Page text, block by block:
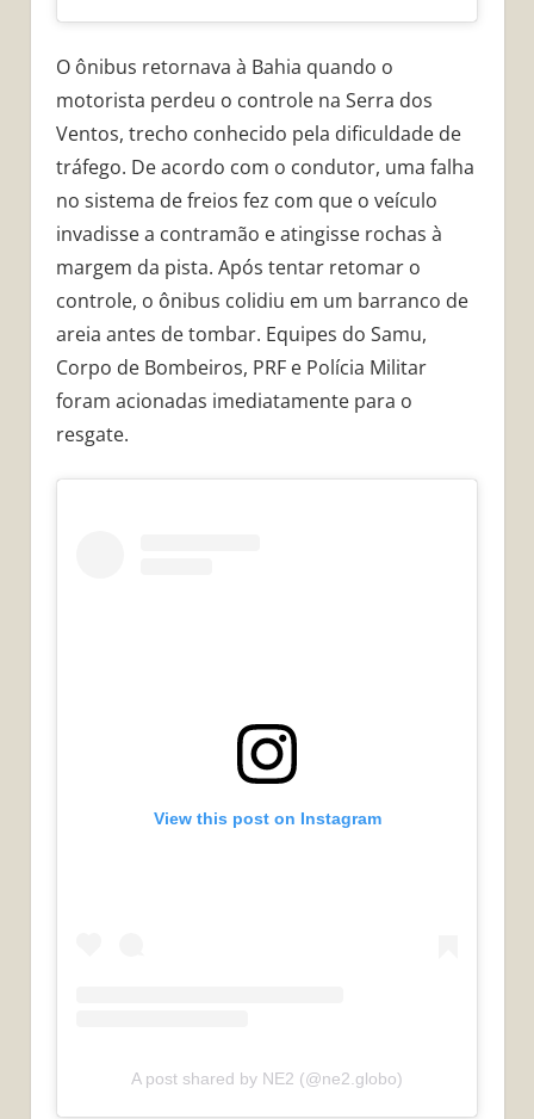
O ônibus retornava à Bahia quando o
motorista perdeu o controle na Serra dos
Ventos, trecho conhecido pela dificuldade de
tráfego. De acordo com o condutor, uma falha
no sistema de freios fez com que o veículo
invadisse a contramão e atingisse rochas à
margem da pista. Após tentar retomar o
controle, o ônibus colidiu em um barranco de
areia antes de tombar. Equipes do Samu,
Corpo de Bombeiros, PRF e Polícia Militar
foram acionadas imediatamente para o
resgate.
View this post on Instagram
A post shared by NE2 (@ne2.globo)